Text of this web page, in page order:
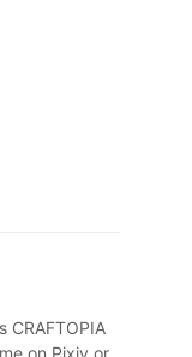
CRAFTOPIA
on Pixiv or